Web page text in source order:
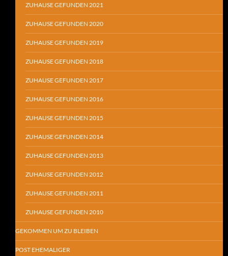
ZUHAUSE GEFUNDEN 2021
ZUHAUSE GEFUNDEN 2020
ZUHAUSE GEFUNDEN 2019
ZUHAUSE GEFUNDEN 2018
ZUHAUSE GEFUNDEN 2017
ZUHAUSE GEFUNDEN 2016
ZUHAUSE GEFUNDEN 2015
ZUHAUSE GEFUNDEN 2014
ZUHAUSE GEFUNDEN 2013
ZUHAUSE GEFUNDEN 2012
ZUHAUSE GEFUNDEN 2011
ZUHAUSE GEFUNDEN 2010
GEKOMMEN UM ZU BLEIBEN
POST EHEMALIGER